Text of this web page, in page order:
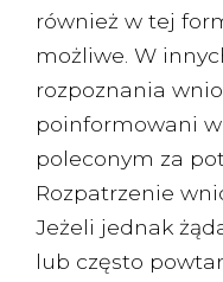
również w tej
możliwe. W
rozpoznania
poinformowani
poleconym za
Rozpatrzenie
Jeżeli jednak
lub często